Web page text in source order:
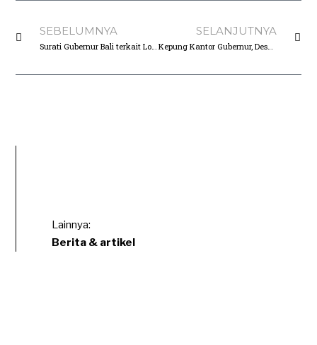
SEBELUMNYA
Surati Gubernur Bali terkait Lokasi pembangunan Terminal LNG di Kawasan Mangrove, Desa Adat Intaran: Jangan Bohongi dan abaikan Protes Rakyat
SELANJUTNYA
Kepung Kantor Gubernur, Desa Adat ingin Gubernur Tegas Cabut Izin Pembangunan Terminal LNG di Kawasan Mangrove.
Lainnya:
Berita & artikel